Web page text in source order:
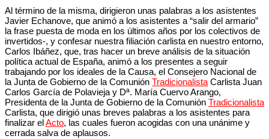
Al término de la misma, dirigieron unas palabras a los asistentes
Javier Echanove, que animó a los asistentes a “salir del armario”
la frase puesta de moda en los últimos años por los colectivos de
invertidos-, y confesar nuestra filiación carlista en nuestro entorno,
Carlos Ibáñez, que, tras hacer un breve análisis de la situación
política actual de España, animó a los presentes a seguir
trabajando por los ideales de la Causa, el Consejero Nacional de
la Junta de Gobierno de la Comunión TradicionalistaCarlista Juan
Carlos García de Polavieja y Dª. María Cuervo Arango,
Presidenta de la Junta de Gobierno de la Comunión Tradicionalista
Carlista, que dirigió unas breves palabras a los asistentes para
finalizar elActo, las cuales fueron acogidas con una unánime y
cerrada salva de aplausos.